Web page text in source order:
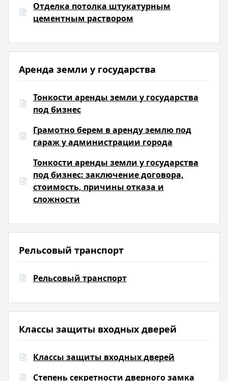
Отделка потолка штукатурным
цементным раствором
Аренда земли у государства
Тонкости аренды земли у государства
под бизнес
Грамотно берем в аренду землю под
гараж у администрации города
Тонкости аренды земли у государства
под бизнес: заключение договора,
стоимость, причины отказа и
сложности
Рельсовый транспорт
Рельсовый транспорт
Классы защиты входных дверей
Классы защиты входных дверей
Степень секретности дверного замка